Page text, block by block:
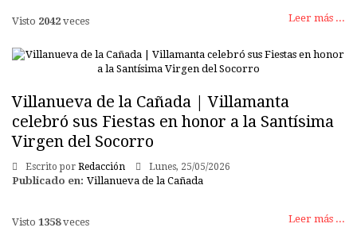
Leer más ...
Visto 2042 veces
Villanueva de la Cañada | Villamanta
celebró sus Fiestas en honor a la Santísima
Virgen del Socorro
Escrito por Redacción Lunes, 25/05/2026
Publicado en: Villanueva de la Cañada
Leer más ...
Visto 1358veces